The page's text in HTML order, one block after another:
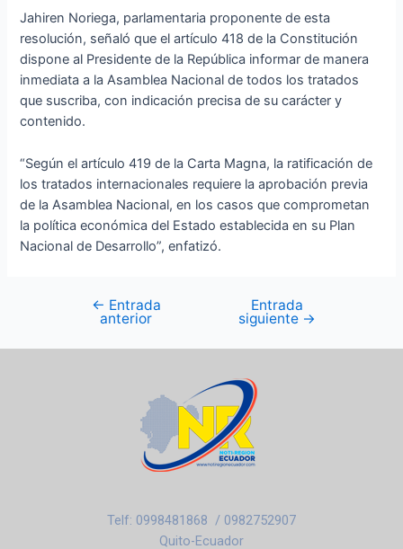
Jahiren Noriega, parlamentaria proponente de esta
resolución, señaló que el artículo 418 de la Constitución
dispone al Presidente de la República informar de manera
inmediata a la Asamblea Nacional de todos los tratados
que suscriba, con indicación precisa de su carácter y
contenido.
“Según el artículo 419 de la Carta Magna, la ratificación de
los tratados internacionales requiere la aprobación previa
de la Asamblea Nacional, en los casos que comprometan
la política económica del Estado establecida en su Plan
Nacional de Desarrollo”, enfatizó.
← Entrada
anterior
Entrada
siguiente →
Telf: 0998481868 / 0982752907
Quito-Ecuador